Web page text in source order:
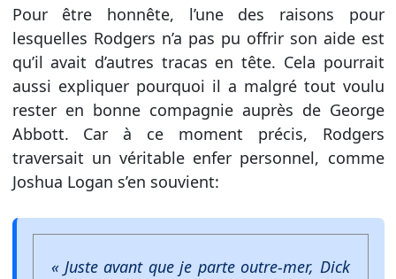
Pour être honnête, l’une des raisons pour
lesquelles Rodgers n’a pas pu offrir son aide est
qu’il avait d’autres tracas en tête. Cela pourrait
aussi expliquer pourquoi il a malgré tout voulu
rester en bonne compagnie auprès de George
Abbott. Car à ce moment précis, Rodgers
traversait un véritable enfer personnel, comme
Joshua Logan s’en souvient:
« Juste avant que je parte outre-mer, Dick